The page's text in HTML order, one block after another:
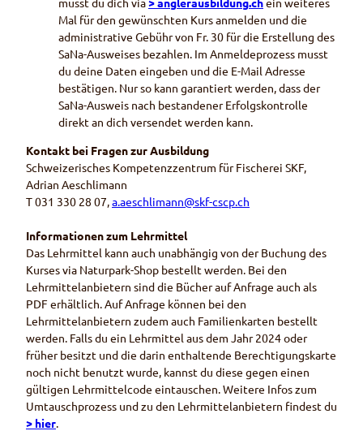
Mal für den gewünschten Kurs anmelden und die
administrative Gebühr von Fr. 30 für die Erstellung des
SaNa-Ausweises bezahlen. Im Anmeldeprozess musst
du deine Daten eingeben und die E-Mail Adresse
bestätigen. Nur so kann garantiert werden, dass der
SaNa-Ausweis nach bestandener Erfolgskontrolle
direkt an dich versendet werden kann.
Kontakt bei Fragen zur Ausbildung
Schweizerisches Kompetenzzentrum für Fischerei SKF,
Adrian Aeschlimann
T 031 330 28 07,a.aeschlimann@skf-cscp.ch
Informationen zum Lehrmittel
Das Lehrmittel kann auch unabhängig von der Buchung des
Kurses via Naturpark-Shop bestellt werden. Bei den
Lehrmittelanbietern sind die Bücher auf Anfrage auch als
PDF erhältlich. Auf Anfrage können bei den
Lehrmittelanbietern zudem auch Familienkarten bestellt
werden. Falls du ein Lehrmittel aus dem Jahr 2024 oder
früher besitzt und die darin enthaltende Berechtigungskarte
noch nicht benutzt wurde, kannst du diese gegen einen
gültigen Lehrmittelcode eintauschen. Weitere Infos zum
Umtauschprozess und zu den Lehrmittelanbietern findest du
> hier.